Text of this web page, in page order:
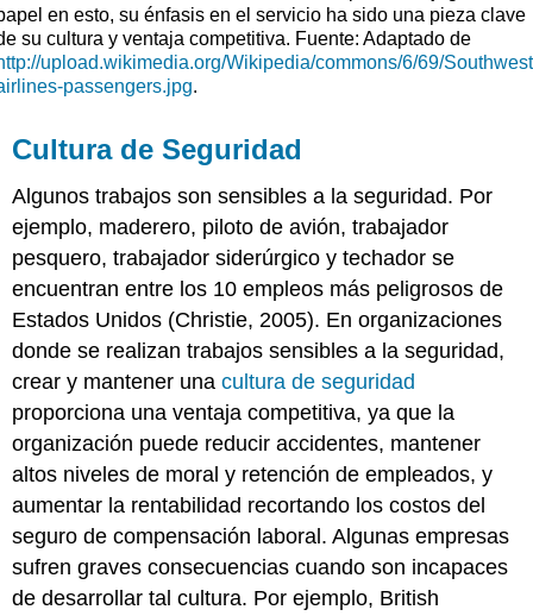
en esto, su énfasis en el servicio ha sido una pieza clave
su cultura y ventaja competitiva. Fuente: Adaptado de
upload.wikimedia.org/Wikipedia/commons/6/69/
passengers.jpg.
Cultura de Seguridad
Algunos trabajos son sensibles a la seguridad. Por
ejemplo, maderero, piloto de avión, trabajador
pesquero, trabajador siderúrgico y techador se
encuentran entre los 10 empleos más peligrosos de
Estados Unidos (Christie, 2005). En organizaciones
donde se realizan trabajos sensibles a la seguridad,
crear y mantener unacultura de seguridad
proporciona una ventaja competitiva, ya que la
organización puede reducir accidentes, mantener
altos niveles de moral y retención de empleados, y
aumentar la rentabilidad recortando los costos del
seguro de compensación laboral. Algunas empresas
sufren graves consecuencias cuando son incapaces
de desarrollar tal cultura. Por ejemplo, British